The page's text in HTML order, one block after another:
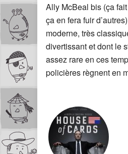
Ally McBeal bis (ça
ça en fera fuir
moderne, très
divertissant et dont le
assez rare en ces
policières règnent en